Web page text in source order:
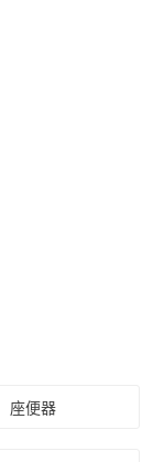
座便器